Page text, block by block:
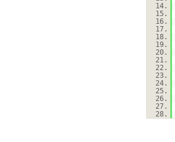
14.
15.
16.
17.
18.
19.
20.
21.
22.
23.
24.
25.
26.
27.
28.